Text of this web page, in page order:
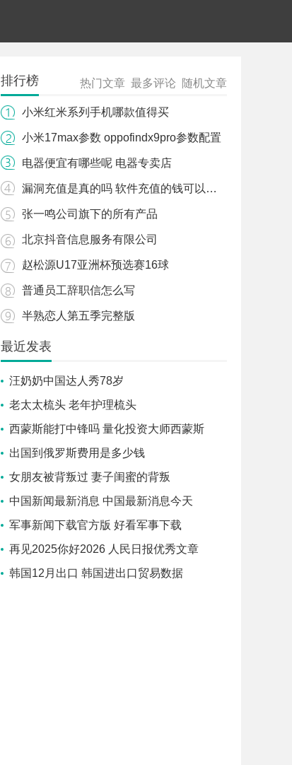
排行榜 热门文章 最多评论 随机文章
小米红米系列手机哪款值得买
小米17max参数 oppofindx9pro参数配置
电器便宜有哪些呢 电器专卖店
漏洞充值是真的吗 软件充值的钱可以退回来吗
张一鸣公司旗下的所有产品
北京抖音信息服务有限公司
赵松源U17亚洲杯预选赛16球
普通员工辞职信怎么写
半熟恋人第五季完整版
最近发表
汪奶奶中国达人秀78岁
老太太梳头 老年护理梳头
西蒙斯能打中锋吗 量化投资大师西蒙斯
出国到俄罗斯费用是多少钱
女朋友被背叛过 妻子闺蜜的背叛
中国新闻最新消息 中国最新消息今天
军事新闻下载官方版 好看军事下载
再见2025你好2026 人民日报优秀文章
韩国12月出口 韩国进出口贸易数据